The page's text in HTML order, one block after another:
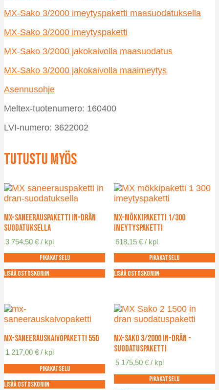
MX-Sako 3/2000 imeytyspaketti maasuodatuksella
MX-Sako 3/2000 imeytyspaketti
MX-Sako 3/2000 jakokaivolla maasuodatus
MX-Sako 3/2000 jakokaivolla maaimeytys
Asennusohje
Meltex-tuotenumero: 160400
LVI-numero: 3622002
Tutustu myös
MX-Saneerauspaketti IN-DRÄN
suodatuksella
3 754,50€ / kpl
Pikakatselu
Lisää ostoskoriin
MX-Mökkipaketti 1/300
imeytyspaketti
618,15 € / kpl
Pikakatselu
Lisää ostoskoriin
MX-Saneerauskaivopaketti 550
1 217,00€ / kpl
Pikakatselu
Lisää ostoskoriin
MX-Sako 3/2000 IN-DRÄN -
suodatuspaketti
5 175,50 € / kpl
Pikakatselu